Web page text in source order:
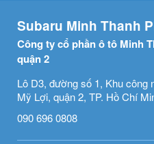
Subaru Minh Thanh
Công ty cổ phần ô tô Minh
quận 2
Lô D3, đường số 1, Khu công
Mỹ Lợi, quận 2, TP. Hồ Chí
090 696 0808